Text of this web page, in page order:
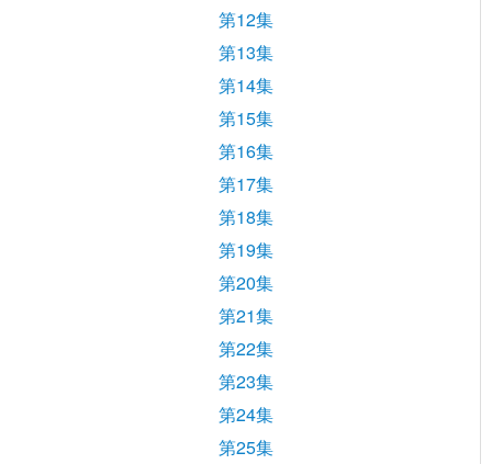
第12集
第13集
第14集
第15集
第16集
第17集
第18集
第19集
第20集
第21集
第22集
第23集
第24集
第25集